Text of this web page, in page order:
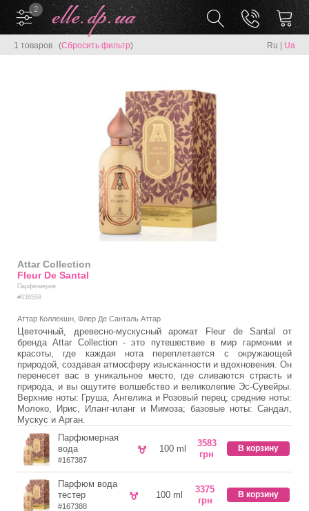
2
1 товаров (Сбросить фильтр) Ru Ua
Attar Collection
Fleur De Santal
Парфюмерия
#038559
Аттар Коллекшн, Флер Де Санталь Аттар
Цветочный, древесно-мускусный аромат Fleur de Santal от
бренда Attar Collection - это путешествие в мир гармонии и
красоты, где каждая нота переплетается с окружающей
природой, создавая атмосферу изысканности и вдохновения. Он
перенесет вас в уникальное место, где сливаются страсть и
природа, и вы ощутите волшебство и великолепие Эс-Сувейры.
Верхние ноты: Груша, Ангелика и Розовый перец; средние ноты:
Молоко, Ирис, Иланг-иланг и Мимоза; базовые ноты: Сандал,
Мускус и Арган.
Парфюмерная
вода
#167387
100 ml
3583
грн
В корзину
Парфюм вода
тестер
#167388
100 ml
3375
грн
В корзину